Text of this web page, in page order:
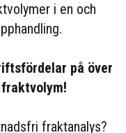
i en och
på över
fraktanalys?